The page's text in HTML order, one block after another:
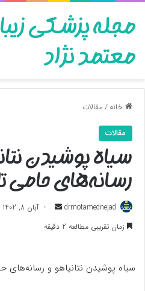
مجله پزشکی
معتمد نژاد
خانه/مقالات
مقالات
سیاه پوشیدن
رسانه‌های حامی
drmotamednejad
ارسال
به
آبان 8, 1402
زمان تقریبی مطالعه 2 دقیقه
سیاه پوشیدن نتانیاهو و رسانه‌های